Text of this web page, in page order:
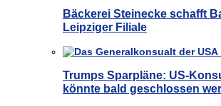
Bäckerei Steinecke schafft
Leipziger Filiale
Trumps Sparpläne: US-
könnte bald geschlossen